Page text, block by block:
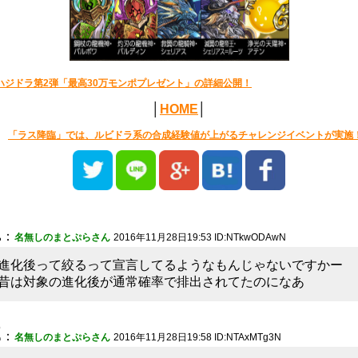
ジドラ第2弾「最高30万モンポプレゼント」の詳細公開！
HOME
「ラス降臨」では、ルビドラ系の合成経験値が上がるチャレンジイベントが実施
： 名無しのまとぷらさん 2016年11月28日19:53 ID:NTkwODAwN
化後って絞るって宣言してるようなもんじゃないですかー
は対象の進化後が通常確率で排出されてたのになあ
： 名無しのまとぷらさん 2016年11月28日19:58 ID:NTAxMTg3N